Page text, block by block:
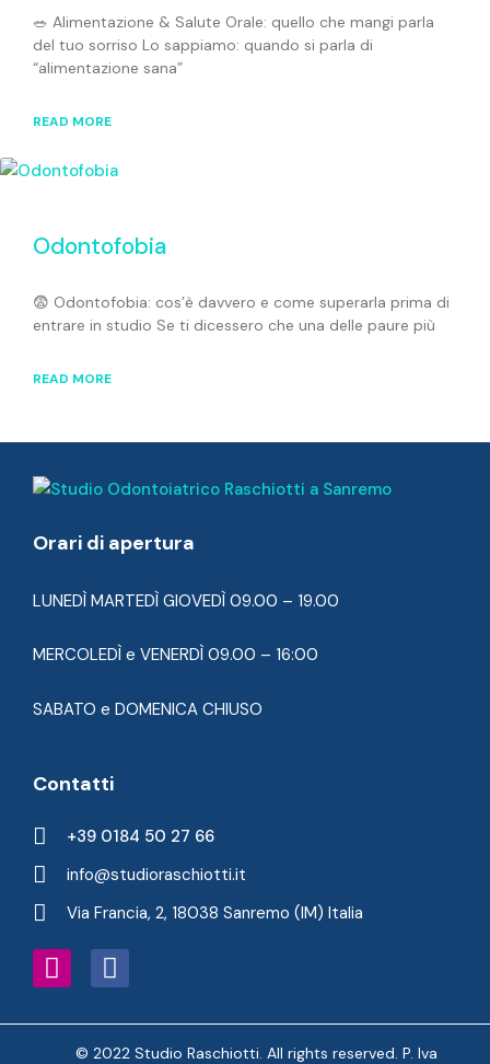
🥗 Alimentazione & Salute Orale: quello che mangi parla
del tuo sorriso Lo sappiamo: quando si parla di
“alimentazione sana”
READ MORE
Odontofobia
😨 Odontofobia: cos’è davvero e come superarla prima di
entrare in studio Se ti dicessero che una delle paure più
READ MORE
Orari di apertura
LUNEDÌ MARTEDÌ GIOVEDÌ 09.00 – 19.00
MERCOLEDÌ e VENERDÌ 09.00 – 16:00
SABATO e DOMENICA CHIUSO
Contatti
+39 0184 50 27 66
info@studioraschiotti.it
Via Francia, 2, 18038 Sanremo (IM) Italia
© 2022 Studio Raschiotti. All rights reserved. P. Iva